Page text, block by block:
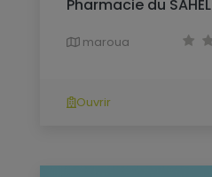
Pharmacie du SAHEL
maroua
Ouvrir